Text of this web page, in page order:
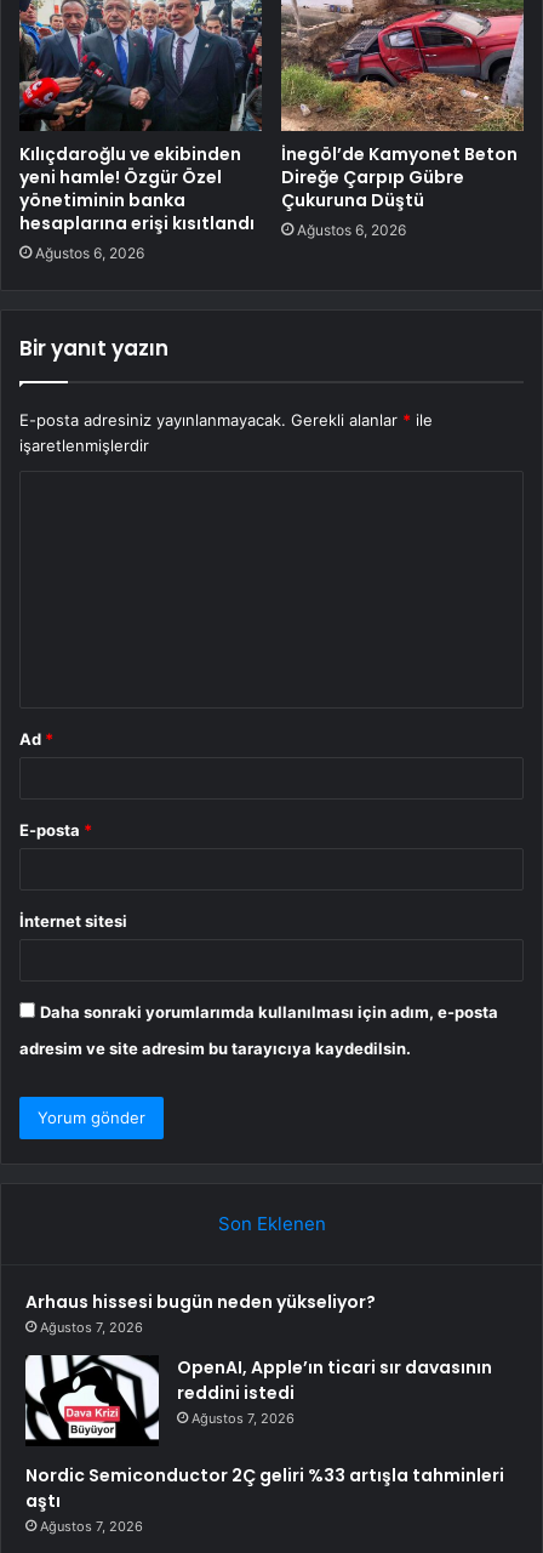
Kılıçdaroğlu ve ekibinden
yeni hamle! Özgür Özel
yönetiminin banka
hesaplarına erişi kısıtlandı
Ağustos 6, 2026
İnegöl’de Kamyonet Beton
Direğe Çarpıp Gübre
Çukuruna Düştü
Ağustos 6, 2026
Bir yanıt yazın
E-posta adresiniz yayınlanmayacak. Gerekli alanlar * ile
işaretlenmişlerdir
Ad *
E-posta *
İnternet sitesi
Daha sonraki yorumlarımda kullanılması için adım, e-posta
adresim ve site adresim bu tarayıcıya kaydedilsin.
Son Eklenen
Arhaus hissesi bugün neden yükseliyor?
Ağustos 7, 2026
OpenAI, Apple’ın ticari sır davasının
reddini istedi
Ağustos 7, 2026
Nordic Semiconductor 2Ç geliri %33 artışla tahminleri
aştı
Ağustos 7, 2026